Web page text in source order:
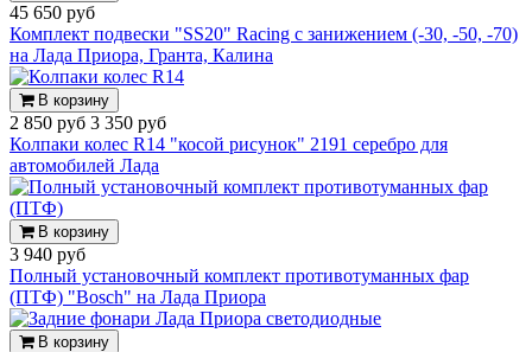
45 650 руб
Комплект подвески "SS20" Racing с занижением (-30, -50, -70)
на Лада Приора, Гранта, Калина
В корзину
2 850 руб 3 350 руб
Колпаки колес R14 "косой рисунок" 2191 серебро для
автомобилей Лада
В корзину
3 940 руб
Полный установочный комплект противотуманных фар
(ПТФ) "Bosch" на Лада Приора
В корзину